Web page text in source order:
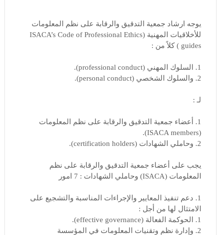
يوجه ارشاد جمعية التدقيق والرقابة على نظم المعلومات
للأخلاقيات المهنية (ISACA’s Code of Professional Ethics
guides ) كلاً من :
1. السلوك المهني (professional conduct).
2. والسلوك الشخصي (personal conduct).
لـ :
1. أعضاء جمعية التدقيق والرقابة على نظم المعلومات
(ISACA members).
2. وحاملي الشهادات (certification holders).
يجب على أعضاء جمعية التدقيق والرقابة على نظم
المعلومات (ISACA) وحاملي الشهادات : 7 امور
1. دعم تنفيذ المعايير والإجراءات المناسبة والتشجيع على
الامتثال لها من أجل :
1. الحوكمة الفعالة (effective governance).
2. وإدارة نظم وتقنيات المعلومات في المؤسسة